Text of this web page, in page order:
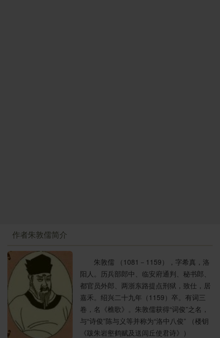
作者朱敦儒简介
朱敦儒 （1081－1159），字希真，洛
阳人。历兵部郎中、临安府通判、秘书郎、
都官员外郎、两浙东路提点刑狱，致仕，居
嘉禾。绍兴二十九年（1159）卒。有词三
卷，名《樵歌》。朱敦儒获得“词俊”之名，
与“诗俊”陈与义等并称为“洛中八俊” （楼钥
《跋朱岩壑鹤赋及送闾丘使君诗》）